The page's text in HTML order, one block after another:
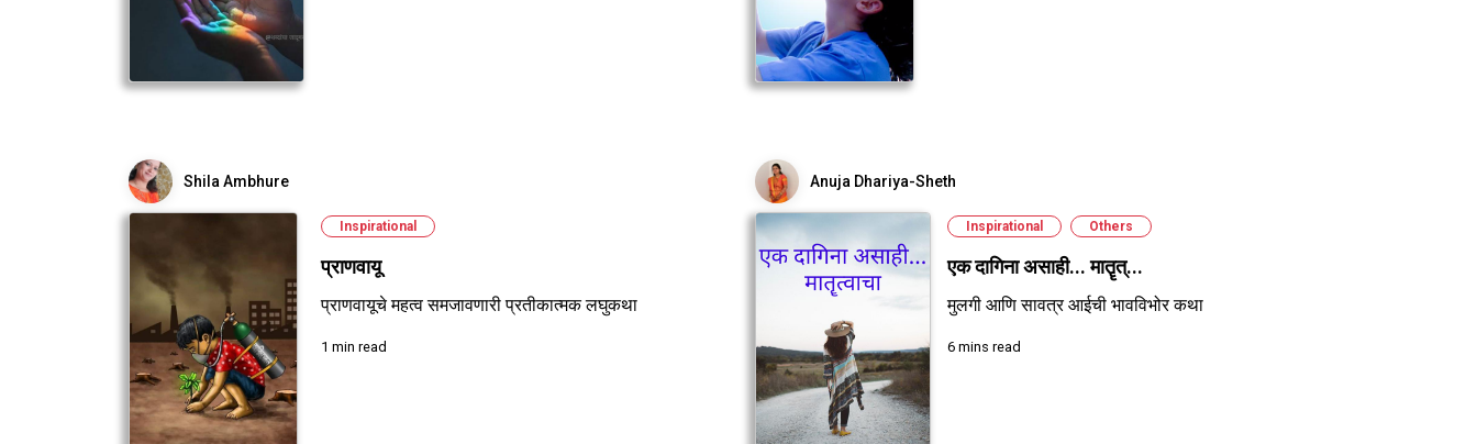
Shila Ambhure
Inspirational
प्राणवायू
प्राणवायूचे महत्व समजावणारी प्रतीकात्मक लघुकथा
1 min read
Anuja Dhariya-Sheth
Inspirational Others
एक दागिना असाही... मातॄत्...
मुलगी आणि सावत्र आईची भावविभोर कथा
6 mins read